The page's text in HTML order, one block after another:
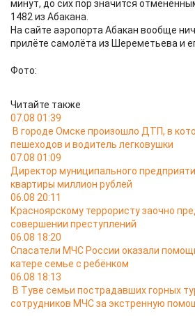
минут, до сих пор значится
1482 из Абакана.
На сайте аэропорта Абакан вообще
прилёте самолёта из Шереметьева и
Фото:
Читайте также
07.08 01:39
В городе Омске произошло ДТП, в
пешеходов и водитель легковушки
07.08 01:09
Директор муниципального
квартиры миллион рублей
06.08 20:11
Красноярскому террористу заочно
совершении преступлений
06.08 18:20
Спасатели МЧС России оказали
катере семье с ребёнком
06.08 18:13
В Туве семьи пострадавших горных
сотрудников МЧС за экстренную